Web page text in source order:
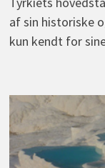
af sin historiske
kun kendt for